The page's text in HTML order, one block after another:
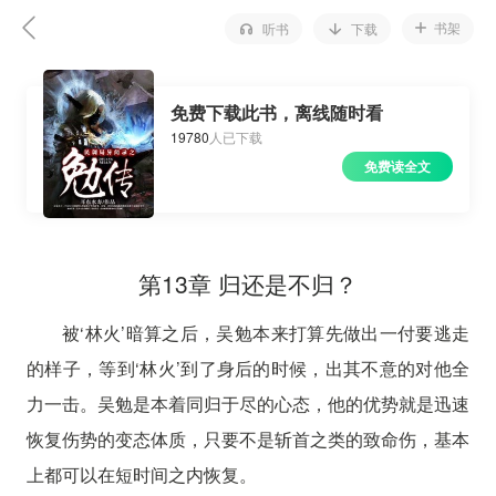
听书 下载 书架
免费下载此书，离线随时看
19780 人已下载
免费读全文
第13章 归还是不归？
被‘林火’暗算之后，吴勉本来打算先做出一付要逃走
的样子，等到‘林火’到了身后的时候，出其不意的对他全
力一击。吴勉是本着同归于尽的心态，他的优势就是迅速
恢复伤势的变态体质，只要不是斩首之类的致命伤，基本
上都可以在短时间之内恢复。